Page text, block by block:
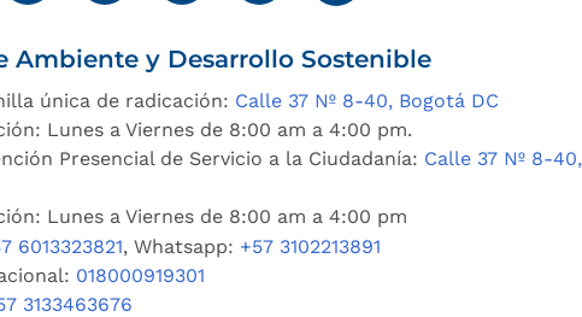
Ambiente y Desarrollo Sostenible
única de radicación: Calle 37 Nº 8-40, Bogotá DC
Lunes a Viernes de 8:00 am a 4:00 pm.
Presencial de Servicio a la Ciudadanía: Calle 37 Nº 8-40,
Lunes a Viernes de 8:00 am a 4:00 pm
6013323821, Whatsapp: +57 3102213891
018000919301
3133463676